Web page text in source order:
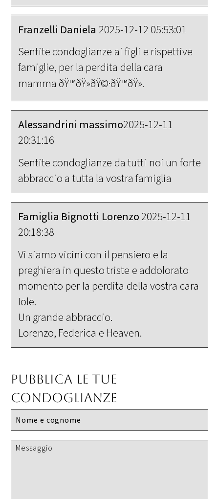
Franzelli Daniela 2025-12-12 05:53:01
Sentite condoglianze ai figli e rispettive
famiglie, per la perdita della cara
mamma ðŸ™ðŸ»ðŸ©·ðŸ™ðŸ».
Alessandrini massimo2025-12-11
20:31:16
Sentite condoglianze da tutti noi un forte
abbraccio a tutta la vostra famiglia
Famiglia Bignotti Lorenzo2025-12-11
20:18:38
Vi siamo vicini con il pensiero e la
preghiera in questo triste e addolorato
momento per la perdita della vostra cara
Iole.
Un grande abbraccio.
Lorenzo, Federica e Heaven.
Pubblica le tue
condoglianze